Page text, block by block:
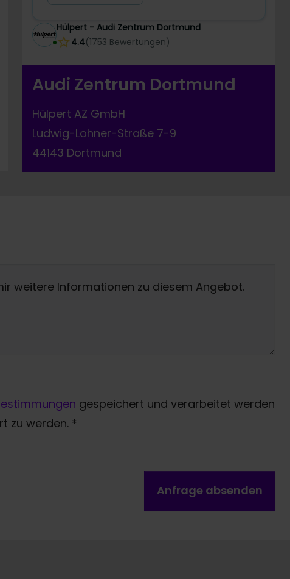
Hülpert - Audi Zentrum Dortmund
4.4(1753 Bewertungen)
Audi Zentrum Dortmund
Hülpert AZ GmbH
Ludwig-Lohner-Straße 7-9
44143 Dortmund
gespeichert und verarbeitet werden
zu werden. *
Anfrage absenden